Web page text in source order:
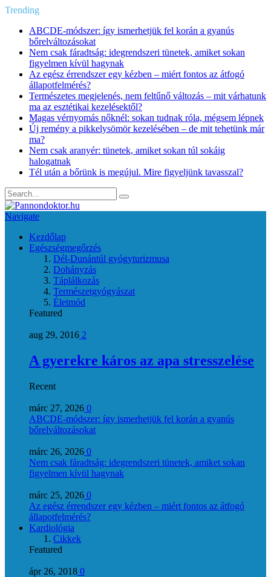
Trending
ABCDE‑módszer: így ismerhetjük fel korán a gyanús
bőrelváltozásokat
Nem csak fáradtság: idegrendszeri tünetek, amiket sokan
figyelmen kívül hagynak
Az egész érrendszer egy kézben – miért fontos az átfogó
állapotfelmérés?
Természetes megjelenés, nem feltűnő változás – mit várhatunk
ma az esztétikai kezelésektől?
Magas vérnyomás nőknél: sokan tudnak róla, mégsem lépnek
Új remény a pikkelysömör kezelésében – de mit tehetünk már
ma?
Nem csak aranyér: tünetek, amiket sokan túl sokáig
halogatnak
Tél után a bőrünk is megújul. Mire figyeljünk tavasszal?
Navigate
Kezdőlap
Egészségmegőrzés
Dél-Dunántúl gyógyturizmusa
Dohányzás
Táplálkozás
Természetgyógyászat
Életmód
Featured
aug 29, 2016 2
A gyerekre káros az apa stresszelése
Recent
márc 27, 2026 0
ABCDE‑módszer: így ismerhetjük fel korán a gyanús
bőrelváltozásokat
márc 26, 2026 0
Nem csak fáradtság: idegrendszeri tünetek, amiket sokan
figyelmen kívül hagynak
márc 25, 2026 0
Az egész érrendszer egy kézben – miért fontos az átfogó
állapotfelmérés?
Kardiológia
Cikkek
Featured
ápr 26, 2018 0